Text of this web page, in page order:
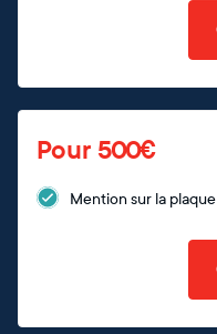
Pour 500€
Mention sur la